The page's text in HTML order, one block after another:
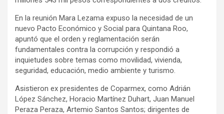
En la reunión Mara Lezama expuso la necesidad de un
nuevo Pacto Económico y Social para Quintana Roo,
apuntó que el orden y reglamentación serán
fundamentales contra la corrupción y respondió a
inquietudes sobre temas como movilidad, vivienda,
seguridad, educación, medio ambiente y turismo.
Asistieron ex presidentes de Coparmex, como Adrián
López Sánchez, Horacio Martínez Duhart, Juan Manuel
Peraza Peraza, Artemio Santos Santos; dirigentes de